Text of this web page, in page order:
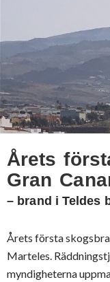
Årets
Gran
– brand i Teldes
Årets första
Marteles.
myndigheterna